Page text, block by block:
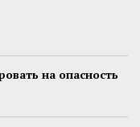
на опасность